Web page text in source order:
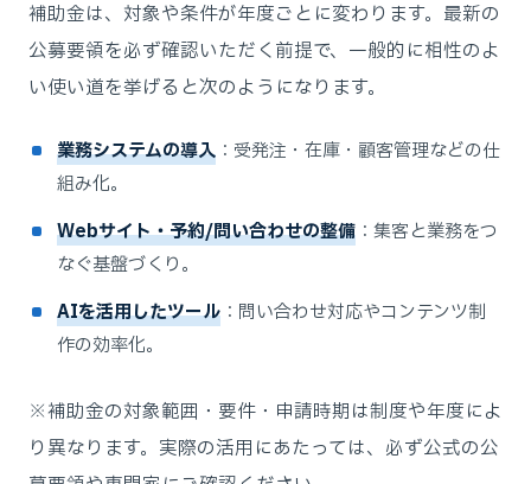
補助金は、対象や条件が年度ごとに変わります。最新の
公募要領を必ず確認いただく前提で、一般的に相性のよ
い使い道を挙げると次のようになります。
業務システムの導入 ：受発注・在庫・顧客管理などの仕
組み化。
Webサイト・予約/問い合わせの整備 ：集客と業務をつ
なぐ基盤づくり。
AIを活用したツール ：問い合わせ対応やコンテンツ制
作の効率化。
※補助金の対象範囲・要件・申請時期は制度や年度によ
り異なります。実際の活用にあたっては、必ず公式の公